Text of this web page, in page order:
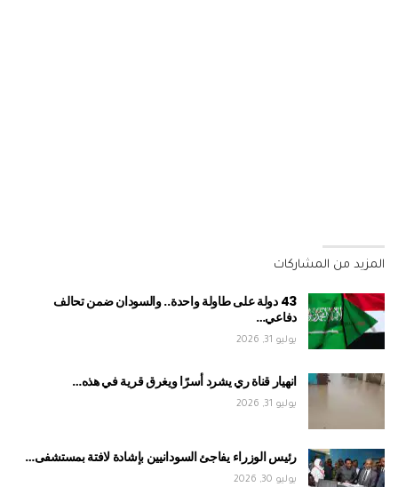
المزيد من المشاركات
43 دولة على طاولة واحدة.. والسودان ضمن تحالف
دفاعي…
يوليو 31, 2026
انهيار قناة ري يشرد أسرًا ويغرق قرية في هذه…
يوليو 31, 2026
رئيس الوزراء يفاجئ السودانيين بإشادة لافتة بمستشفى…
يوليو 30, 2026